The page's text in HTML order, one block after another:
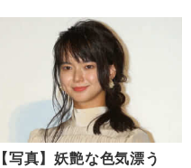
【写真】妖艶な色気漂う